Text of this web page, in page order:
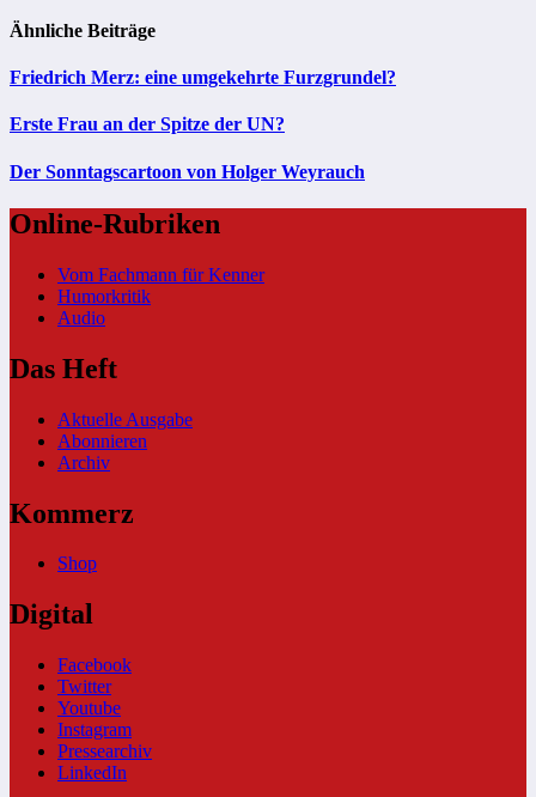
Ähnliche Beiträge
Friedrich Merz: eine umgekehrte Furzgrundel?
Erste Frau an der Spitze der UN?
Der Sonntagscartoon von Holger Weyrauch
Online-Rubriken
Vom Fachmann für Kenner
Humorkritik
Audio
Das Heft
Aktuelle Ausgabe
Abonnieren
Archiv
Kommerz
Shop
Digital
Facebook
Twitter
Youtube
Instagram
Pressearchiv
LinkedIn